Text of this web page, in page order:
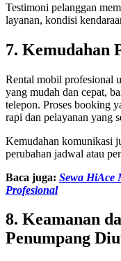
Testimoni pelanggan
layanan, kondisi
7. Kemudahan
Rental mobil profesional
yang mudah dan cepat,
telepon. Proses booking
rapi dan pelayanan yang
Kemudahan komunikasi
perubahan jadwal atau
Baca juga: Sewa HiAce
Profesional
8. Keamanan
Penumpang